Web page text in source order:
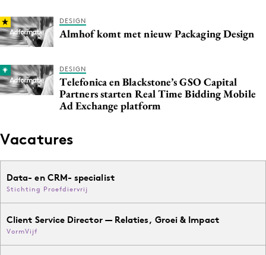
DESIGN
Almhof komt met nieuw Packaging Design
DESIGN
Telefonica en Blackstone’s GSO Capital
Partners starten Real Time Bidding Mobile
Ad Exchange platform
Vacatures
Data- en CRM- specialist
Stichting Proefdiervrij
Client Service Director — Relaties, Groei & Impact
VormVijf